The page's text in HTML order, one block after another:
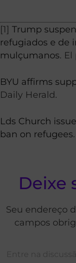
[1] Trump
refugiados e de
mulçumanos. El
BYU affirms
Daily Herald.
Lds Church
ban on refugees
Deixe
Seu endereço
campos